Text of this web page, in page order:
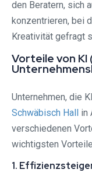
den Beratern, sich
konzentrieren, bei
Kreativität gefragt
Vorteile von
Unternehmen, die
Schwäbisch Hall in
verschiedenen
wichtigsten
1.